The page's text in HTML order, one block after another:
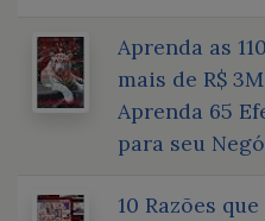
Aprenda as
mais de R$
Aprenda 65
para seu
10 Razões